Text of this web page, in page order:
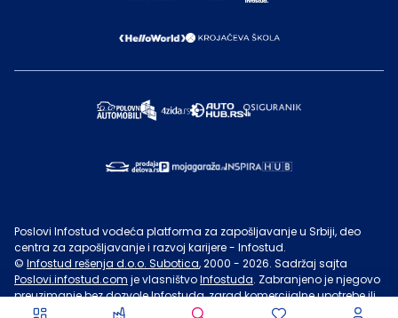
Poslovi Infostud vodeća platforma za zapošljavanje u Srbiji, deo
centra za zapošljavanje i razvoj karijere - Infostud.
© Infostud rešenja d.o.o. Subotica, 2000 - 2026. Sadržaj sajta
Poslovi.infostud.com je vlasništvoInfostuda. Zabranjeno je njegovo
preuzimanje bez dozvoleInfostuda, zarad komercijalne upotrebe ili
u druge svrhe, osim za lične potrebe posetilaca sajta.